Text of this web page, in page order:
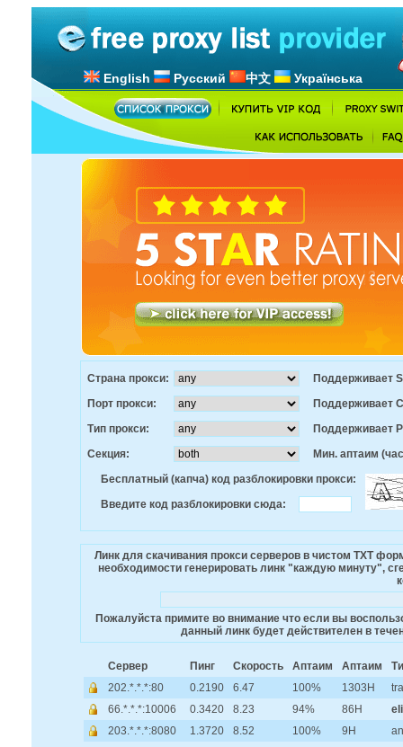
English Русский 中文 Українська
Страна прокси:
Поддерживает
Порт прокси:
Поддерживает
Тип прокси:
Поддерживает
Секция:
Мин. аптаим
Бесплатный (капча) код разблокировки прокси:
Введите код разблокировки сюда:
Линк для скачивания прокси серверов в чистом TXT
необходимости генерировать линк "каждую минуту",
Пожалуйста примите во внимание что если вы
данный линк будет действителен в
Сервер Пинг Скорость Аптаим Аптаим
202.*.*.*:80
0.2190 6.47 100% 1303H
66.*.*.*:10006
0.3420 8.23 94% 86H
203.*.*.*:8080
1.3720 8.52 100% 9H